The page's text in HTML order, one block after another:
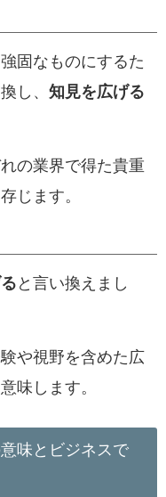
固なものにするた
し、 知見を広げる
の業界で得た貴重
じます。
と言い換えまし
や視野を含めた広
味します。
味とビジネスで